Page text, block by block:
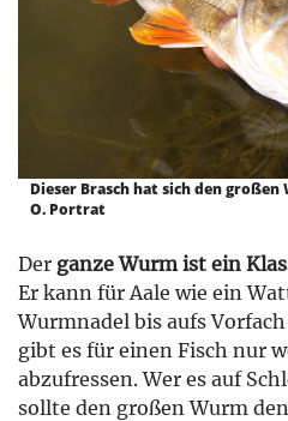
Dieser Brasch hat sich den großen
O. Portrat
Der ganze Wurm ist ein
Er kann für Aale wie ein
Wurmnadel bis aufs
gibt es für einen Fisch nur
abzufressen. Wer es auf
sollte den großen Wurm